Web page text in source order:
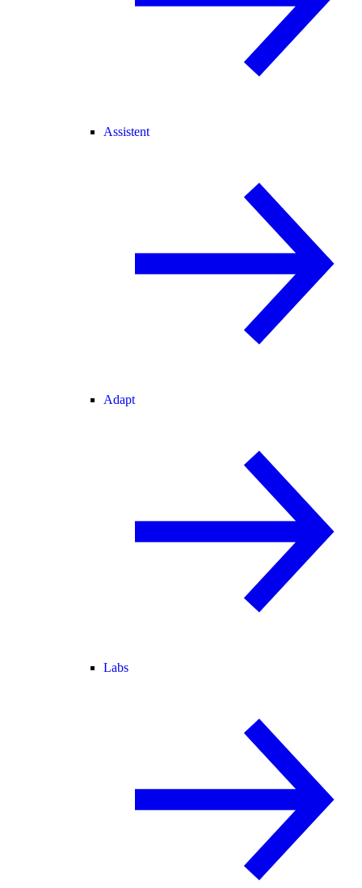
Assistent
Adapt
Labs